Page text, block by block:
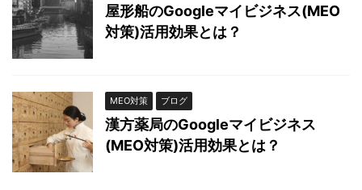
屋形船のGoogleマイビジネス(MEO
対策)活用効果とは？
MEO対策 ブログ
漢方薬局のGoogleマイビジネス
(MEO対策)活用効果とは？